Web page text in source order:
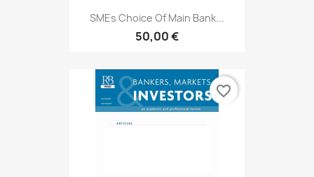
SMEs Choice Of Main Bank...
50,00 €
favorite_border